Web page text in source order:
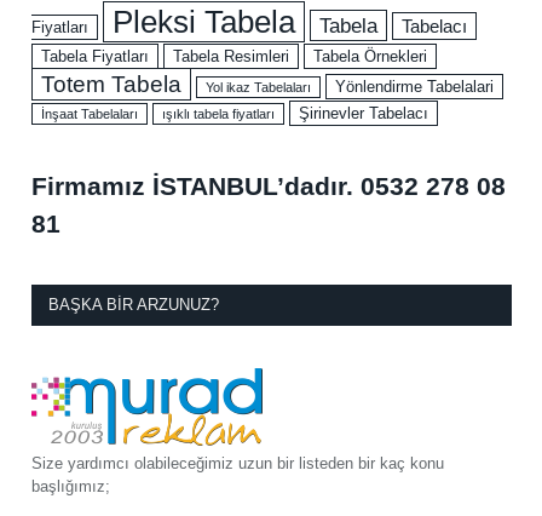
Fiyatları Pleksi Tabela Tabela Tabelacı
Tabela Fiyatları Tabela Resimleri Tabela Örnekleri
Totem Tabela Yol ikaz Tabelaları Yönlendirme Tabelalari
İnşaat Tabelaları ışıklı tabela fiyatları Şirinevler Tabelacı
Firmamız İSTANBUL’dadır. 0532 278 08
81
BAŞKA BIR ARZUNUZ?
Size yardımcı olabileceğimiz uzun bir listeden bir kaç konu
başlığımız;